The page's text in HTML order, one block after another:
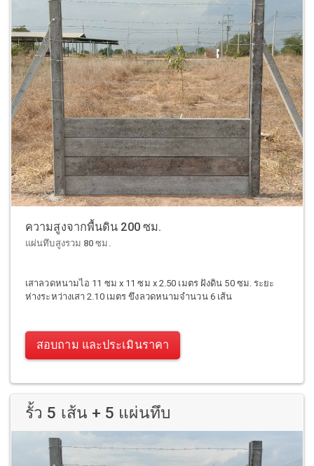
ความสูงจากพื้นดิน 200 ซม.
แผ่นทึบสูงรวม 80 ซม.
เสาลวดหนามไอ 11 ซม x 11 ซม x 2.50 เมตร ฝังดิน 50 ซม. ระยะ
ห่างระหว่างเสา 2.10 เมตร ขึงลวดหนามจำนวน 6 เส้น
สอบถาม และประเมินราคา
รั้ว 5 เส้น + 5 แผ่นทึบ